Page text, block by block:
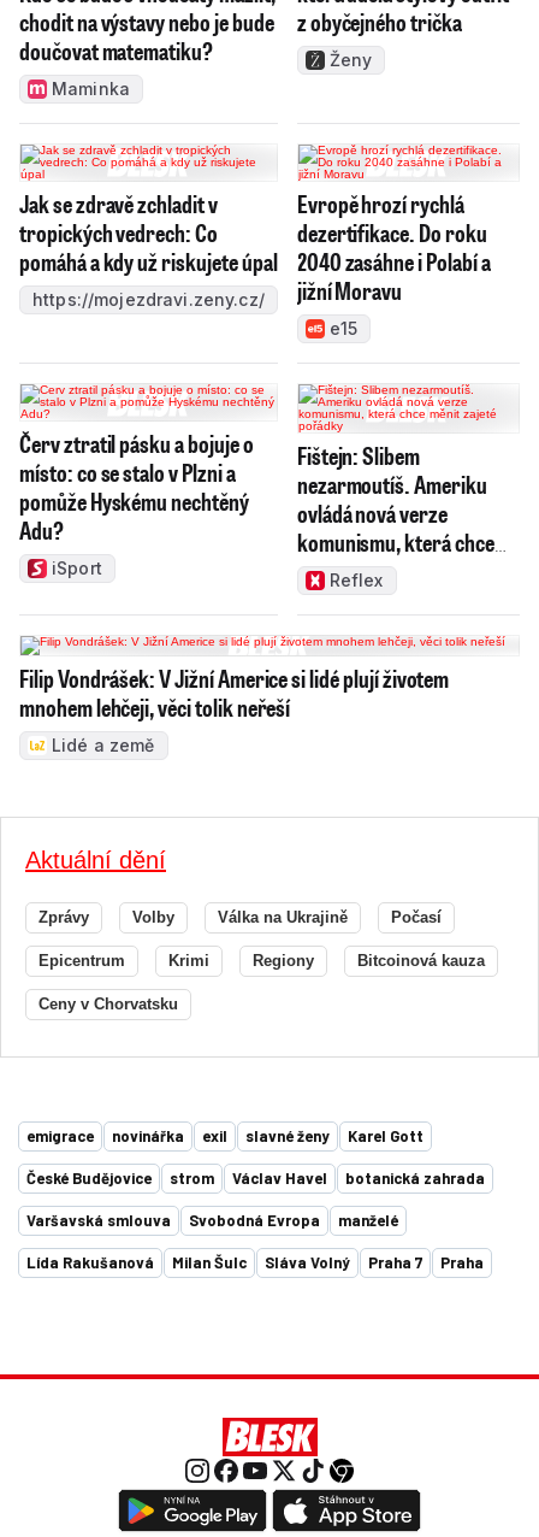
chodit na výstavy nebo je bude
doučovat matematiku?
Maminka
z obyčejného trička
Ženy
Jak se zdravě zchladit v
tropických vedrech: Co
pomáhá a kdy už riskujete úpal
https://mojezdravi.zeny.cz/
Evropě hrozí rychlá
dezertifikace. Do roku
2040 zasáhne i Polabí a
jižní Moravu
e15
Červ ztratil pásku a bojuje o
místo: co se stalo v Plzni a
pomůže Hyskému nechtěný
Adu?
iSport
Fištejn: Slibem
nezarmoutíš. Ameriku
ovládá nová verze
komunismu, která chce
měnit zajeté pořádky
Reflex
Filip Vondrášek: V Jižní Americe si lidé plují životem
mnohem lehčeji, věci tolik neřeší
Lidé a země
Aktuální dění
Zprávy Volby Válka na Ukrajině Počasí
Epicentrum Krimi Regiony Bitcoinová kauza
Ceny v Chorvatsku
emigrace novinářka exil slavné ženy Karel Gott
České Budějovice strom Václav Havel botanická zahrada
Varšavská smlouva Svobodná Evropa manželé
Lída Rakušanová Milan Šulc Sláva Volný Praha 7 Praha